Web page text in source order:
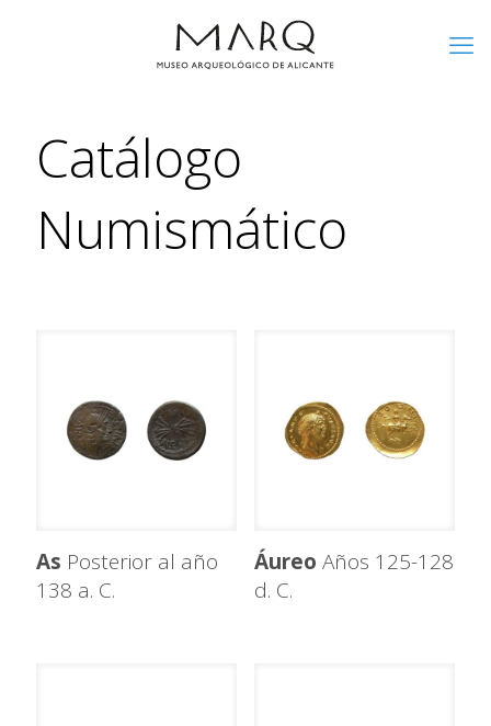
Catálogo
Numismático
As Posterior al año
138 a. C.
Áureo Años 125-128
d. C.